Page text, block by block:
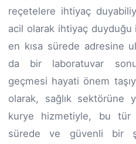
reçetelere ihtiyaç
acil olarak ihtiyaç duyduğu
en kısa sürede adresine
da bir laboratuvar
geçmesi hayati önem
olarak, sağlık sektörüne
kurye hizmetiyle, bu tür
sürede ve güvenli bir